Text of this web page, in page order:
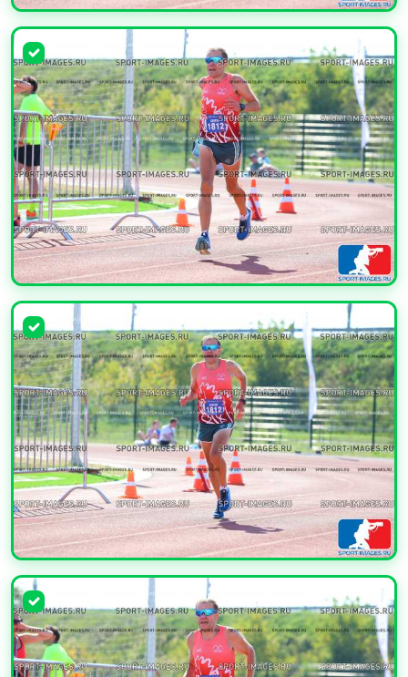
УВЕЛИЧИТЬ
УВЕЛИЧИТЬ
УВЕЛИЧИТЬ